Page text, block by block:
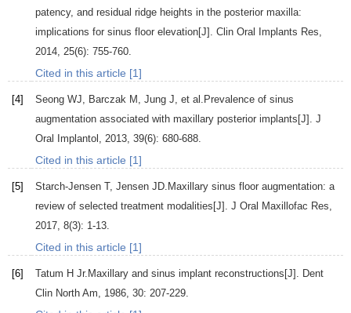
patency, and residual ridge heights in the posterior maxilla:
implications for sinus floor elevation[J]. Clin Oral Implants Res,
2014, 25(6): 755-760.
Cited in this article [1]
[4] Seong WJ, Barczak M , Jung J, et al.Prevalence of sinus
augmentation associated with maxillary posterior implants[J]. J
Oral Implantol , 2013, 39(6): 680-688.
Cited in this article [1]
[5] Starch-Jensen T, Jensen JD.Maxillary sinus floor augmentation: a
review of selected treatment modalities[J]. J Oral Maxillofac Res,
2017, 8(3): 1-13.
Cited in this article [1]
[6] Tatum H Jr.Maxillary and sinus implant reconstructions[J]. Dent
Clin North Am, 1986, 30: 207-229.